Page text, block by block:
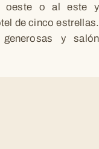
oeste o al este y
de cinco estrellas.
y salón